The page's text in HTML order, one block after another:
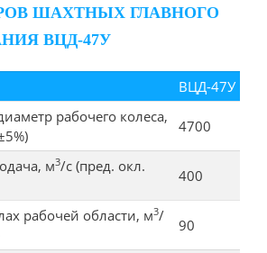
ШАХТНЫХ ГЛАВНОГО
ВЦД-47У
ВЦД-47У
рабочего колеса,
4700
м3/с (пред. окл.
400
рабочей области, м3/
90